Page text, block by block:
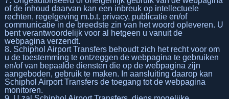
of de inhoud daarvan kan een inbreuk op intellectuele
rechten, regelgeving m.b.t. privacy, publicatie en/of
communicatie in de breedste zin van het woord opleveren. U
bent verantwoordelijk voor al hetgeen u vanuit de
webpagina verzendt.
8. Schiphol Airport Transfers behoudt zich het recht voor om
u de toestemming te ontzeggen de webpagina te gebruiken
en/of van bepaalde diensten die op de webpagina zijn
aangeboden, gebruik te maken. In aansluiting daarop kan
Schiphol Airport Transfers de toegang tot de webpagina
monitoren.